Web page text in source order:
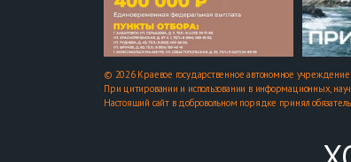
© 2026 Краевое государственное автономное
При цитировании и использовании в информационных,
Настоящий сайт в добровольном порядке принял